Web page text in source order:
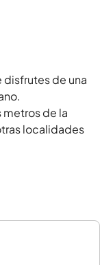
disfrutes de una
metros de la
localidades